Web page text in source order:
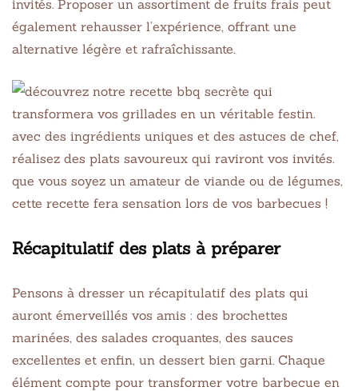
invités. Proposer un assortiment de fruits frais peut
également rehausser l’expérience, offrant une
alternative légère et rafraîchissante.
Récapitulatif des plats à préparer
Pensons à dresser un récapitulatif des plats qui
auront émerveillés vos amis : des brochettes
marinées, des salades croquantes, des sauces
excellentes et enfin, un dessert bien garni. Chaque
élément compte pour transformer votre barbecue en